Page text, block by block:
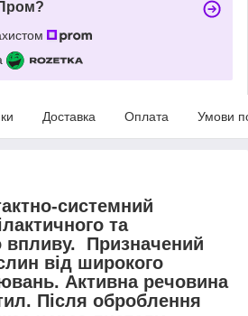
Доставка Оплата Умови
системний
та
впливу. Призначений
від широкого
Активна речовина
Після оброблення